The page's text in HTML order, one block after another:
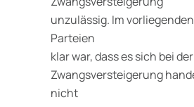
unzulässig. Im
Parteien
klar war, dass es sich bei
Zwangsversteigerung
nicht